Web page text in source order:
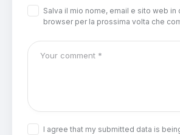
Salva il mio nome, email e sito web in
browser per la prossima volta che
I agree that my submitted data is